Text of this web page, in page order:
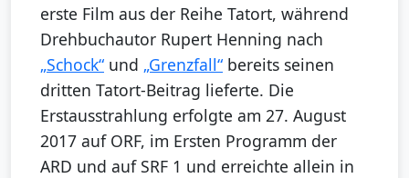
erste Film aus der Reihe Tatort, während
Drehbuchautor Rupert Henning nach
„Schock“ und „Grenzfall“ bereits seinen
dritten Tatort-Beitrag lieferte. Die
Erstausstrahlung erfolgte am 27. August
2017 auf ORF, im Ersten Programm der
ARD und auf SRF 1 und erreichte allein in